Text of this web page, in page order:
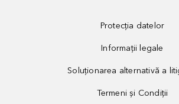
Protecția datelor
Informații legale
Soluționarea alternativă a
Termeni și Condiții